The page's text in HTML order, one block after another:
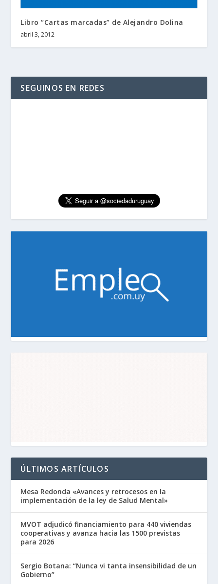
Libro “Cartas marcadas” de Alejandro Dolina
abril 3, 2012
SEGUINOS EN REDES
ÚLTIMOS ARTÍCULOS
Mesa Redonda «Avances y retrocesos en la
implementación de la ley de Salud Mental»
MVOT adjudicó financiamiento para 440 viviendas
cooperativas y avanza hacia las 1500 previstas
para 2026
Sergio Botana: “Nunca vi tanta insensibilidad de un
Gobierno”